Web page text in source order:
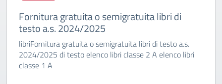
Fornitura gratuita o semigratuita libri di
testo a.s. 2024/2025
libriFornitura gratuita o semigratuita libri di testo a.s.
2024/2025 di testo elenco libri classe 2 A elenco libri
classe 1 A